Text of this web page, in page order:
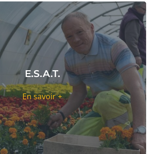
E.S.A.T.
En savoir +